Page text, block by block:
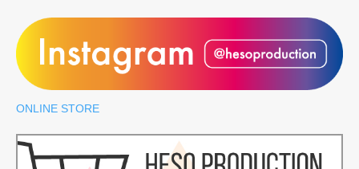
ONLINE STORE